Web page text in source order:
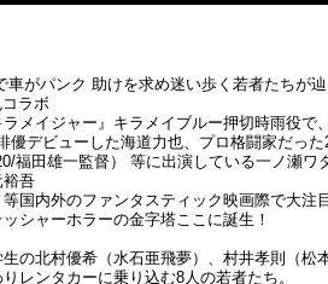
がパンク 助けを求め迷い歩く若者たち
ラボ
メイジャー』キラメイブルー押切時雨役
優デビューした海道力也、プロ格闘家だっ
田雄一監督） 等に出演している一ノ瀬ワ
吾
国内外のファンタスティック映画際で大
シャーホラーの金字塔ここに誕生！
の北村優希（水石亜飛夢）、村井孝則（
レンタカーに乗り込む8人の若者たち。